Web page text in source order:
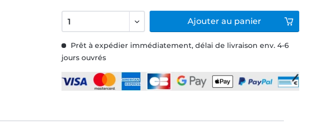
Prêt à expédier immédiatement, délai de livraison env. 4-6
jours ouvrés
Ajouter au panier